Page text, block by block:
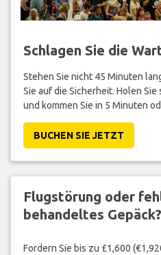
Schlagen Sie die
Stehen Sie nicht 45 Minuten
Sie auf die Sicherheit. Holen
und kommen Sie in 5 Minuten
BUCHEN SIE JETZT
Flugstörung oder
behandeltes Gepäck?
Fordern Sie bis zu £1,600